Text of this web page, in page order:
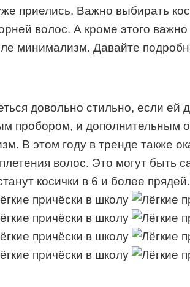
приелись. Важно выбирать
волос. А кроме этого
минимализм. Давайте
довольно стильно, если
пробором, и дополнительным
В этом году в тренде также
волос. Это могут
косички в 6 и более прядей.